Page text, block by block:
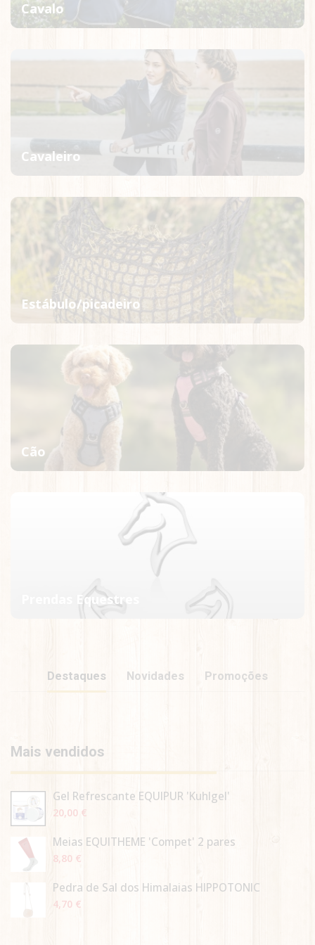
Cavalo
Cavaleiro
Estábulo/picadeiro
Cão
Prendas Equestres
Destaques Novidades Promoções
Mais vendidos
Gel Refrescante EQUIPUR 'Kuhlgel'
20,00 €
Meias EQUITHÈME 'Compet' 2 pares
8,80 €
Pedra de Sal dos Himalaias HIPPOTONIC
4,70 €